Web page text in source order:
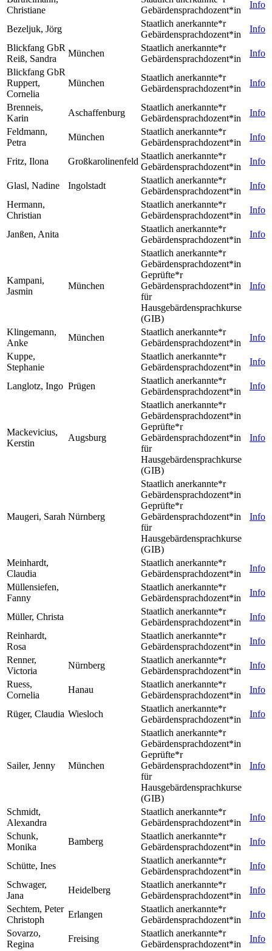
Christiane
Gebärdensprachdozent*in
Info
Bezeljuk, Jörg
Staatlich anerkannte*r
Gebärdensprachdozent*in
Info
Blickfang GbR
Reiß, Sandra
München
Staatlich anerkannte*r
Gebärdensprachdozent*in
Info
Blickfang GbR
Ruppert,
Cornelia
München
Staatlich anerkannte*r
Gebärdensprachdozent*in
Info
Brenneis,
Karin
Aschaffenburg
Staatlich anerkannte*r
Gebärdensprachdozent*in
Info
Feldmann,
Petra
München
Staatlich anerkannte*r
Gebärdensprachdozent*in
Info
Fritz, Ilona Großkarolinenfeld
Staatlich anerkannte*r
Gebärdensprachdozent*in
Info
Glasl, Nadine Ingolstadt
Staatlich anerkannte*r
Gebärdensprachdozent*in
Info
Hermann,
Christian
Staatlich anerkannte*r
Gebärdensprachdozent*in
Info
Janßen, Anita
Staatlich anerkannte*r
Gebärdensprachdozent*in
Info
Kampani,
Jasmin
München
Staatlich anerkannte*r
Gebärdensprachdozent*in
Geprüfte*r
Gebärdensprachdozent*in
für
Hausgebärdensprachkurse
(GIB)
Info
Klingemann,
Anke
München
Staatlich anerkannte*r
Gebärdensprachdozent*in
Info
Kuppe,
Stephanie
Staatlich anerkannte*r
Gebärdensprachdozent*in
Info
Langlotz, Ingo Prügen
Staatlich anerkannte*r
Gebärdensprachdozent*in
Info
Mackevicius,
Kerstin
Augsburg
Staatlich anerkannte*r
Gebärdensprachdozent*in
Geprüfte*r
Gebärdensprachdozent*in
für
Hausgebärdensprachkurse
(GIB)
Info
Maugeri, Sarah Nürnberg
Staatlich anerkannte*r
Gebärdensprachdozent*in
Geprüfte*r
Gebärdensprachdozent*in
für
Hausgebärdensprachkurse
(GIB)
Info
Meinhardt,
Claudia
Staatlich anerkannte*r
Gebärdensprachdozent*in
Info
Müllensiefen,
Fanny
Staatlich anerkannte*r
Gebärdensprachdozent*in
Info
Müller, Christa
Staatlich anerkannte*r
Gebärdensprachdozent*in
Info
Reinhardt,
Rosa
Staatlich anerkannte*r
Gebärdensprachdozent*in
Info
Renner,
Victoria
Nürnberg
Staatlich anerkannte*r
Gebärdensprachdozent*in
Info
Ruess,
Cornelia
Hanau
Staatlich anerkannte*r
Gebärdensprachdozent*in
Info
Rüger, Claudia Wiesloch
Staatlich anerkannte*r
Gebärdensprachdozent*in
Info
Sailer, Jenny München
Staatlich anerkannte*r
Gebärdensprachdozent*in
Geprüfte*r
Gebärdensprachdozent*in
für
Hausgebärdensprachkurse
(GIB)
Info
Schmidt,
Alexandra
Staatlich anerkannte*r
Gebärdensprachdozent*in
Info
Schunk,
Monika
Bamberg
Staatlich anerkannte*r
Gebärdensprachdozent*in
Info
Schütte, Ines
Staatlich anerkannte*r
Gebärdensprachdozent*in
Info
Schwager,
Jana
Heidelberg
Staatlich anerkannte*r
Gebärdensprachdozent*in
Info
Sechtem, Peter
Christoph
Erlangen
Staatlich anerkannte*r
Gebärdensprachdozent*in
Info
Sovarzo,
Regina
Freising
Staatlich anerkannte*r
Gebärdensprachdozent*in
Info